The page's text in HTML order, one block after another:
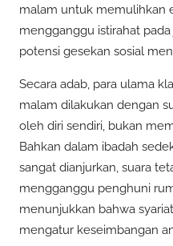
malam untuk memulihkan
mengganggu istirahat
potensi gesekan sosial
Secara adab, para ulama
malam dilakukan dengan
oleh diri sendiri, bukan
Bahkan dalam ibadah
sangat dianjurkan, suara
mengganggu penghuni
menunjukkan bahwa
mengatur keseimbangan